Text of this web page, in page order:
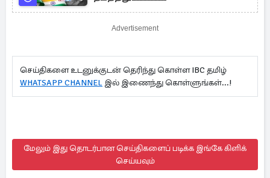
Advertisement
செய்திகளை உடனுக்குடன் தெரிந்து கொள்ள IBC தமிழ்
WHATSAPP CHANNEL இல் இணைந்து கொள்ளுங்கள்...!
மேலும் இது தொடர்பான செய்திகளைப் படிக்க இங்கே கிளிக்
செய்யவும்